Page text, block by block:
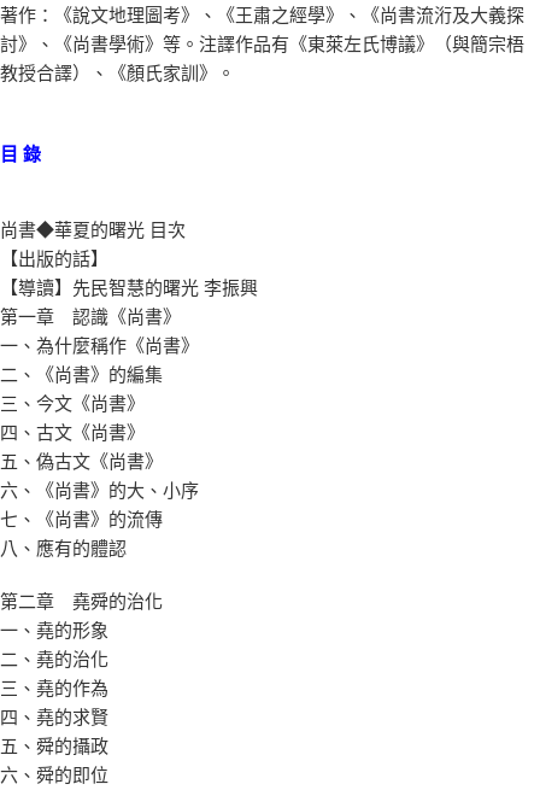
著作：《說文地理圖考》、《王肅之經學》、《尚書流洐及大義探
討》、《尚書學術》等。注譯作品有《東萊左氏博議》（與簡宗梧
教授合譯）、《顏氏家訓》。
目 錄
尚書◆華夏的曙光 目次
【出版的話】
【導讀】先民智慧的曙光 李振興
第一章 認識《尚書》
一、為什麼稱作《尚書》
二、《尚書》的編集
三、今文《尚書》
四、古文《尚書》
五、偽古文《尚書》
六、《尚書》的大、小序
七、《尚書》的流傳
八、應有的體認
第二章 堯舜的治化
一、堯的形象
二、堯的治化
三、堯的作為
四、堯的求賢
五、舜的攝政
六、舜的即位